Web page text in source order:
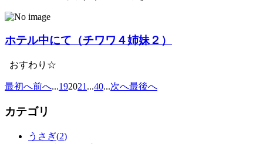
ホテル中にて（チワワ４姉妹２）
おすわり☆
最初へ前へ...192021 ...40...次へ最後へ
カテゴリ
うさぎ(2)